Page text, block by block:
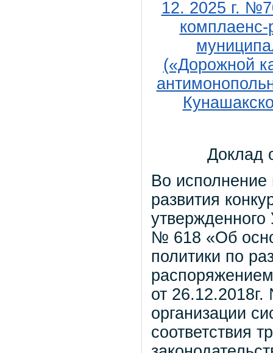
12. 2025 г.
комплаенс-
(«Дорожной
Доклад
Во исполнение
развития
№ 618 «Об
политики по
от
организации
соответствия